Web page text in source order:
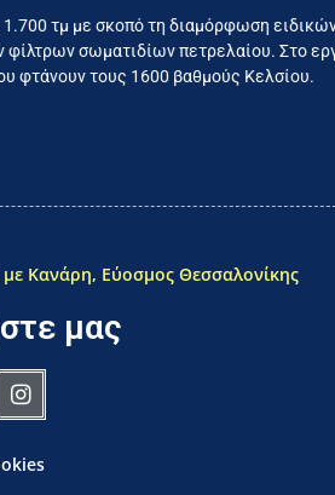
τμ με σκοπό τη διαμόρφωση
σωματιδίων πετρελαίου. Στο
φτάνουν τους 1600 βαθμούς Κελσίου.
του τελικού καταναλωτή
Κανάρη, Εύοσμος Θεσσαλονίκης
μας